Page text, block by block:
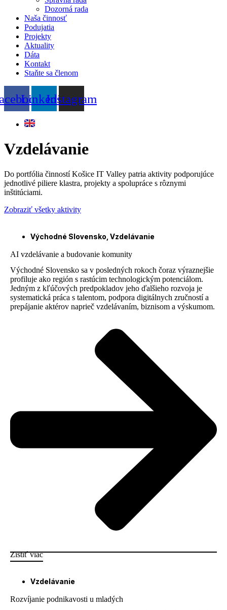
Dozorná rada
Naša činnosť
Podujatia
Projekty
Aktuality
Dáta
Kontakt
Staňte sa členom
LinkedinInstagram
Vzdelávanie
Do portfólia činností Košice IT Valley patria aktivity podporujúce
jednotlivé piliere klastra, projekty a spolupráce s rôznymi
inštitúciami.
Zobraziť všetky aktivity
Východné Slovensko Vzdelávanie
AI vzdelávanie a budovanie komunity
Východné Slovensko sa v posledných rokoch čoraz výraznejšie
profiluje ako región s rastúcim technologickým potenciálom.
Jedným z kľúčových predpokladov jeho ďalšieho rozvoja je
systematická práca s talentom, podpora digitálnych zručností a
prepájanie aktérov naprieč vzdelávaním, biznisom a výskumom.
Zistiť viac
Vzdelávanie
Rozvíjanie podnikavosti u mladých